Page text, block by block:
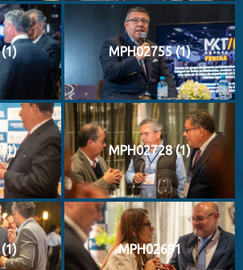
MPH02755 (1)
MPH02728 (1)
MPH02691